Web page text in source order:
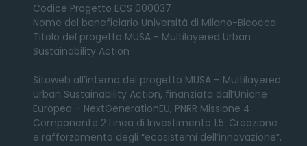
Codice Progetto ECS 000037
Nome del beneficiario Università di Milano-Bicocca
Titolo del progetto MUSA - Multilayered Urban
Sustainability Action
Sitoweb all’interno del progetto MUSA – Multilayered
Urban Sustainability Action, finanziato dall’Unione
Europea – NextGenerationEU, PNRR Missione 4
Componente 2 Linea di Investimento 1.5: Creazione
e rafforzamento degli “ecosistemi dell’innovazione”,